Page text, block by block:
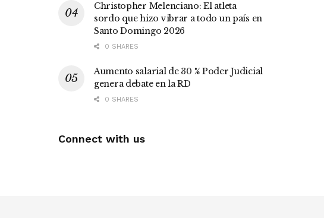
Christopher Melenciano: El atleta
sordo que hizo vibrar a todo un país en
Santo Domingo 2026
0 SHARES
Aumento salarial de 30 % Poder Judicial
genera debate en la RD
0 SHARES
Connect with us